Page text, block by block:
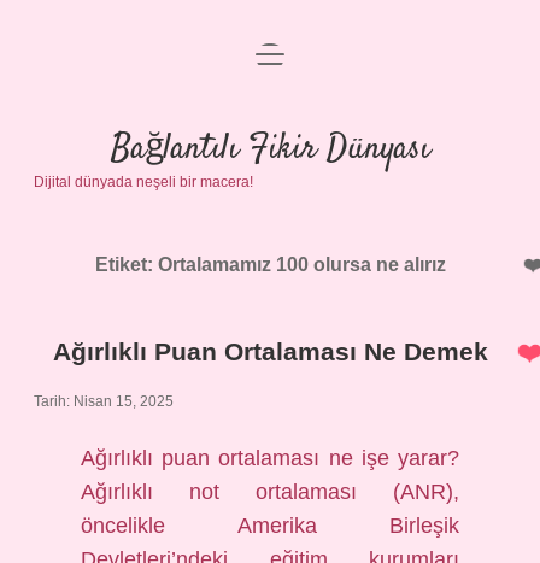
Anasayfa
Gizlilik Politikası
Yasal Uyarı
menüyü
Bağlantılı Fikir Dünyası
Dijital dünyada neşeli bir macera!
Etiket: Ortalamamız 100 olursa ne alırız
Ağırlıklı Puan Ortalaması Ne Demek
Tarih: Nisan 15, 2025
Ağırlıklı puan ortalaması ne işe yarar?
Ağırlıklı not ortalaması (ANR),
öncelikle Amerika Birleşik